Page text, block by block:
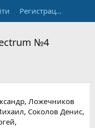
Регистрация
№4
Ложечников
Соколов Денис,